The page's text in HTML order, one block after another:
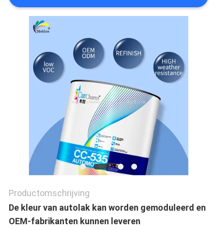
Productomschrijving
De kleur van autolak kan worden gemoduleerd en
OEM-fabrikanten kunnen leveren